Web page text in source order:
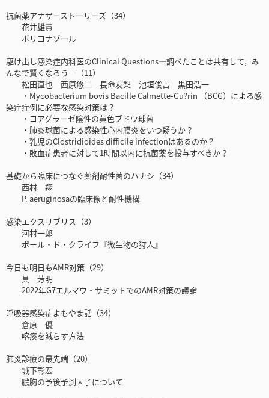
抗菌薬アナザーストーリーズ（34）
花井雄貴
ボリコナゾール
駆け出し感染症内科医のClinical Questions―調べたことは共有して，み
んなで賢くなろう―（11）
松田直也 西原悠二 長命友梨 池垣俊吉 黒田浩一
・Mycobacterium bovis Bacille Calmette-Gu?rin （BCG）による感
染症症例に必要な感染対策は？
・コアグラーゼ陰性の黄色ブドウ球菌
・肺炎球菌による感染性心内膜炎をいつ疑うか？
・乳児のClostridioides difficile infectionはあるのか？
・敗血症患者に対して1時間以内に抗菌薬を投与すべきか？
基礎から臨床につなぐ薬剤耐性菌のハナシ（34）
西村 翔
P. aeruginosaの臨床像と耐性機構
感染エクスリブリス（3）
河村一郎
ポール・ド・クライフ『微生物の狩人』
今日も明日もAMR対策（29）
具 芳明
2022年G7エルマウ・サミットでのAMR対策の議論
呼吸器感染症よもやま話（34）
倉原 優
喀痰を減らす方法
肺炎診療の最先端（20）
城下彰宏
膿胸の予後予測因子について